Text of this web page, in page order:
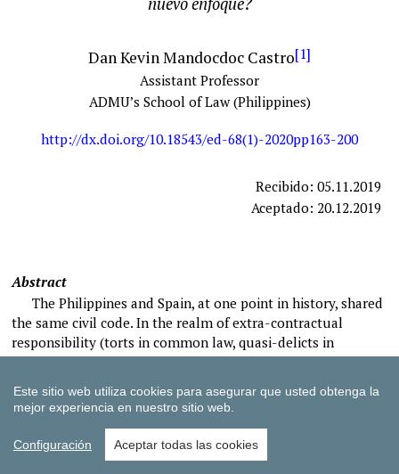
Este sitio web utiliza cookies para asegurar que usted obtenga la
mejor experiencia en nuestro sitio web.
Configuración Aceptar todas las cookies